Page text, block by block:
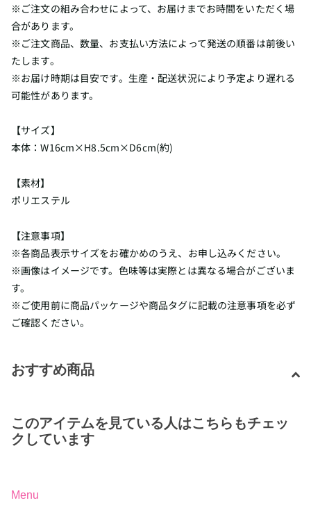
※ご注文の組み合わせによって、お届けまでお時間をいただく場
合があります。
※ご注文商品、数量、お支払い方法によって発送の順番は前後い
たします。
※お届け時期は目安です。生産・配送状況により予定より遅れる
可能性があります。
【サイズ】
本体：W16cm×H8.5cm×D6cm(約)
【素材】
ポリエステル
【注意事項】
※各商品表示サイズをお確かめのうえ、お申し込みください。
※画像はイメージです。色味等は実際とは異なる場合がございま
す。
※ご使用前に商品パッケージや商品タグに記載の注意事項を必ず
ご確認ください。
おすすめ商品
このアイテムを見ている人はこちらもチェッ
クしています
Menu